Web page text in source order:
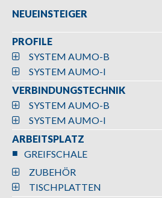
NEUEINSTEIGER
PROFILE
SYSTEM AUMO-B
SYSTEM AUMO-I
VERBINDUNGSTECHNIK
SYSTEM AUMO-B
SYSTEM AUMO-I
ARBEITSPLATZ
GREIFSCHALE
ZUBEHÖR
TISCHPLATTEN